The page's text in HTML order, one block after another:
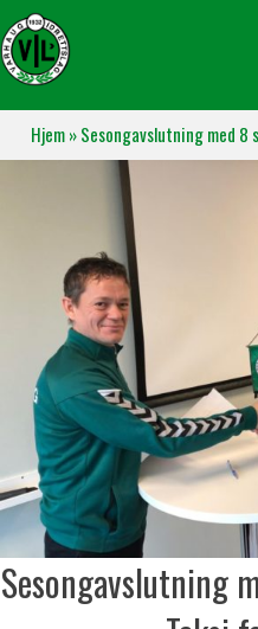
Hjem»Sesongavslutning med
Sesongavslutning